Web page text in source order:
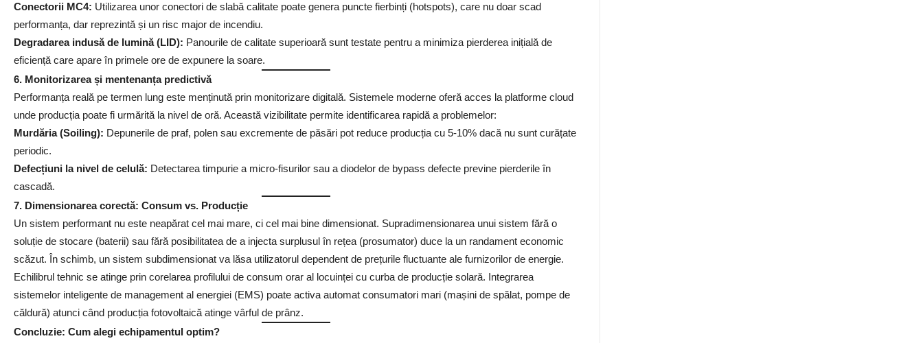
Conectorii MC4: Utilizarea unor conectori de slabă calitate poate genera puncte fierbinți (hotspots), care nu doar scad
performanța, dar reprezintă și un risc major de incendiu.
Degradarea indusă de lumină (LID): Panourile de calitate superioară sunt testate pentru a minimiza pierderea inițială de
eficiență care apare în primele ore de expunere la soare.
6. Monitorizarea și mentenanța predictivă
Performanța reală pe termen lung este menținută prin monitorizare digitală. Sistemele moderne oferă acces la platforme cloud
unde producția poate fi urmărită la nivel de oră. Această vizibilitate permite identificarea rapidă a problemelor:
Murdăria (Soiling): Depunerile de praf, polen sau excremente de păsări pot reduce producția cu 5-10% dacă nu sunt curățate
periodic.
Defecțiuni la nivel de celulă: Detectarea timpurie a micro-fisurilor sau a diodelor de bypass defecte previne pierderile în
cascadă.
7. Dimensionarea corectă: Consum vs. Producție
Un sistem performant nu este neapărat cel mai mare, ci cel mai bine dimensionat. Supradimensionarea unui sistem fără o
soluție de stocare (baterii) sau fără posibilitatea de a injecta surplusul în rețea (prosumator) duce la un randament economic
scăzut. În schimb, un sistem subdimensionat va lăsa utilizatorul dependent de prețurile fluctuante ale furnizorilor de energie.
Echilibrul tehnic se atinge prin corelarea profilului de consum orar al locuinței cu curba de producție solară. Integrarea
sistemelor inteligente de management al energiei (EMS) poate activa automat consumatori mari (mașini de spălat, pompe de
căldură) atunci când producția fotovoltaică atinge vârful de prânz.
Concluzie: Cum alegi echipamentul optim?